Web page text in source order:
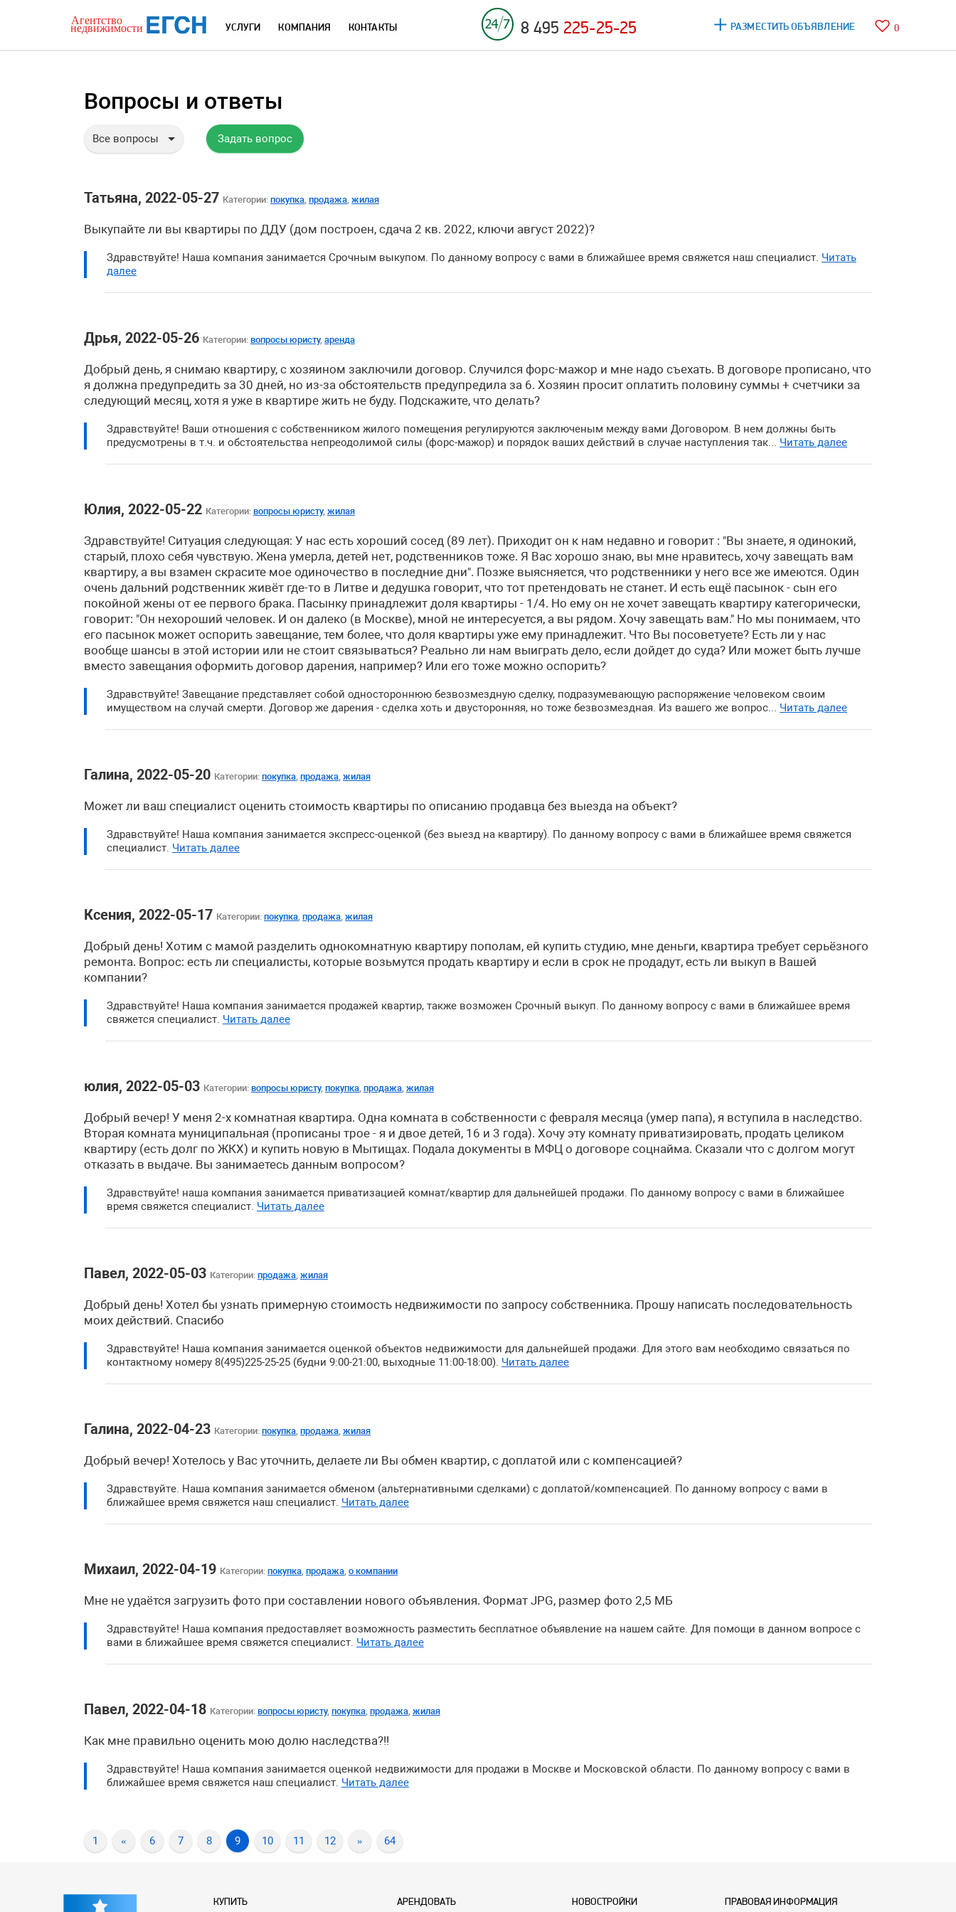
УСЛУГИ КОМПАНИЯ КОНТАКТЫ 8 495 225-25-25 РАЗМЕСТИТЬ ОБЪЯВЛЕНИЕ 0
Вопросы и ответы
Все вопросы Задать вопрос
Татьяна, 2022-05-27 Категории: покупка, продажа, жилая
Выкупайте ли вы квартиры по ДДУ (дом построен, сдача 2 кв. 2022, ключи август 2022)?
Здравствуйте! Наша компания занимается Срочным выкупом. По данному вопросу с вами в ближайшее время свяжется наш специалист. Читать
далее
Дрья, 2022-05-26 Категории: вопросы юристу, аренда
Добрый день, я снимаю квартиру, с хозяином заключили договор. Случился форс-мажор и мне надо съехать. В договоре прописано, что
я должна предупредить за 30 дней, но из-за обстоятельств предупредила за 6. Хозяин просит оплатить половину суммы + счетчики за
следующий месяц, хотя я уже в квартире жить не буду. Подскажите, что делать?
Здравствуйте! Ваши отношения с собственником жилого помещения регулируются заключеным между вами Договором. В нем должны быть
предусмотрены в т.ч. и обстоятельства непреодолимой силы (форс-мажор) и порядок ваших действий в случае наступления так... Читать далее
Юлия, 2022-05-22 Категории: вопросы юристу, жилая
Здравствуйте! Ситуация следующая: У нас есть хороший сосед (89 лет). Приходит он к нам недавно и говорит : "Вы знаете, я одинокий,
старый, плохо себя чувствую. Жена умерла, детей нет, родственников тоже. Я Вас хорошо знаю, вы мне нравитесь, хочу завещать вам
квартиру, а вы взамен скрасите мое одиночество в последние дни". Позже выясняется, что родственники у него все же имеются. Один
очень дальний родственник живёт где-то в Литве и дедушка говорит, что тот претендовать не станет. И есть ещё пасынок - сын его
покойной жены от ее первого брака. Пасынку принадлежит доля квартиры - 1/4. Но ему он не хочет завещать квартиру категорически,
говорит: "Он нехороший человек. И он далеко (в Москве), мной не интересуется, а вы рядом. Хочу завещать вам." Но мы понимаем, что
его пасынок может оспорить завещание, тем более, что доля квартиры уже ему принадлежит. Что Вы посоветуете? Есть ли у нас
вообще шансы в этой истории или не стоит связываться? Реально ли нам выиграть дело, если дойдет до суда? Или может быть лучше
вместо завещания оформить договор дарения, например? Или его тоже можно оспорить?
Здравствуйте! Завещание представляет собой одностороннюю безвозмездную сделку, подразумевающую распоряжение человеком своим
имуществом на случай смерти. Договор же дарения - сделка хоть и двусторонняя, но тоже безвозмездная. Из вашего же вопрос... Читать далее
Галина, 2022-05-20 Категории: покупка, продажа, жилая
Может ли ваш специалист оценить стоимость квартиры по описанию продавца без выезда на объект?
Здравствуйте! Наша компания занимается экспресс-оценкой (без выезд на квартиру). По данному вопросу с вами в ближайшее время свяжется
специалист. Читать далее
Ксения, 2022-05-17 Категории: покупка, продажа, жилая
Добрый день! Хотим с мамой разделить однокомнатную квартиру пополам, ей купить студию, мне деньги, квартира требует серьёзного
ремонта. Вопрос: есть ли специалисты, которые возьмутся продать квартиру и если в срок не продадут, есть ли выкуп в Вашей
компании?
Здравствуйте! Наша компания занимается продажей квартир, также возможен Срочный выкуп. По данному вопросу с вами в ближайшее время
свяжется специалист. Читать далее
юлия, 2022-05-03 Категории: вопросы юристу, покупка, продажа, жилая
Добрый вечер! У меня 2-х комнатная квартира. Одна комната в собственности с февраля месяца (умер папа), я вступила в наследство.
Вторая комната муниципальная (прописаны трое - я и двое детей, 16 и 3 года). Хочу эту комнату приватизировать, продать целиком
квартиру (есть долг по ЖКХ) и купить новую в Мытищах. Подала документы в МФЦ о договоре соцнайма. Сказали что с долгом могут
отказать в выдаче. Вы занимаетесь данным вопросом?
Здравствуйте! наша компания занимается приватизацией комнат/квартир для дальнейшей продажи. По данному вопросу с вами в ближайшее
время свяжется специалист. Читать далее
Павел, 2022-05-03 Категории: продажа, жилая
Добрый день! Хотел бы узнать примерную стоимость недвижимости по запросу собственника. Прошу написать последовательность
моих действий. Спасибо
Здравствуйте! Наша компания занимается оценкой объектов недвижимости для дальнейшей продажи. Для этого вам необходимо связаться по
контактному номеру 8(495)225-25-25 (будни 9:00-21:00, выходные 11:00-18:00). Читать далее
Галина, 2022-04-23 Категории: покупка, продажа, жилая
Добрый вечер! Хотелось у Вас уточнить, делаете ли Вы обмен квартир, с доплатой или с компенсацией?
Здравствуйте. Наша компания занимается обменом (альтернативными сделками) с доплатой/компенсацией. По данному вопросу с вами в
ближайшее время свяжется наш специалист. Читать далее
Михаил, 2022-04-19 Категории: покупка, продажа, о компании
Мне не удаётся загрузить фото при составлении нового объявления. Формат JPG, размер фото 2,5 МБ
Здравствуйте! Наша компания предоставляет возможность разместить бесплатное объявление на нашем сайте. Для помощи в данном вопросе с
вами в ближайшее время свяжется специалист. Читать далее
Павел, 2022-04-18 Категории: вопросы юристу, покупка, продажа, жилая
Как мне правильно оценить мою долю наследства?!!
Здравствуйте! Наша компания занимается оценкой недвижимости для продажи в Москве и Московской области. По данному вопросу с вами в
ближайшее время свяжется наш специалист. Читать далее
1 « 6 7 8 9 10 11 12 » 64
КУПИТЬ
АРЕНДОВАТЬ
НОВОСТРОЙКИ
ПРАВОВАЯ ИНФОРМАЦИЯ